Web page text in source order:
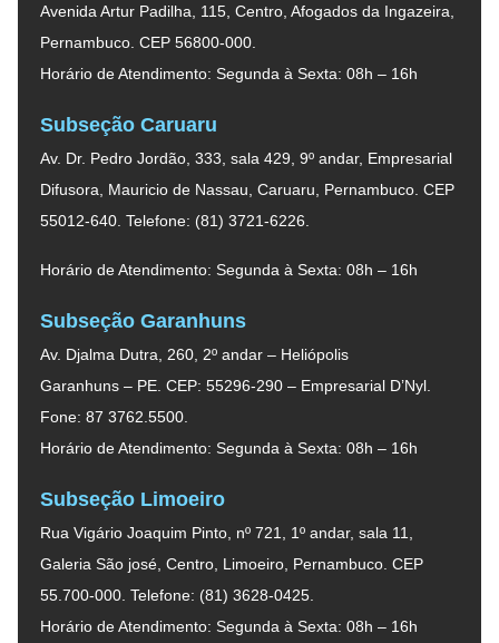
Avenida Artur Padilha, 115, Centro, Afogados da Ingazeira,
Pernambuco. CEP 56800-000.
Horário de Atendimento: Segunda à Sexta: 08h – 16h
Subseção Caruaru
Av. Dr. Pedro Jordão, 333, sala 429, 9º andar, Empresarial
Difusora, Mauricio de Nassau, Caruaru, Pernambuco. CEP
55012-640. Telefone: (81) 3721-6226.
Horário de Atendimento: Segunda à Sexta: 08h – 16h
Subseção Garanhuns
Av. Djalma Dutra, 260, 2º andar – Heliópolis
Garanhuns – PE. CEP: 55296-290 – Empresarial D’Nyl.
Fone: 87 3762.5500.
Horário de Atendimento: Segunda à Sexta: 08h – 16h
Subseção Limoeiro
Rua Vigário Joaquim Pinto, nº 721, 1º andar, sala 11,
Galeria São josé, Centro, Limoeiro, Pernambuco. CEP
55.700-000. Telefone: (81) 3628-0425.
Horário de Atendimento: Segunda à Sexta: 08h – 16h